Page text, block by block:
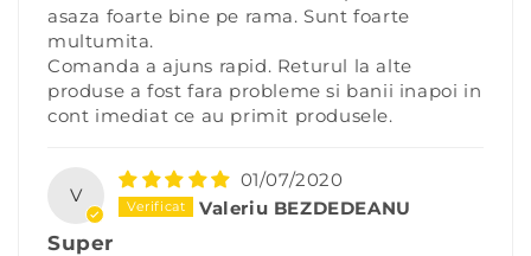
asaza foarte bine pe rama. Sunt foarte
multumita.
Comanda a ajuns rapid. Returul la alte
produse a fost fara probleme si banii inapoi in
cont imediat ce au primit produsele.
V
01/07/2020
Valeriu BEZDEDEANU
Super